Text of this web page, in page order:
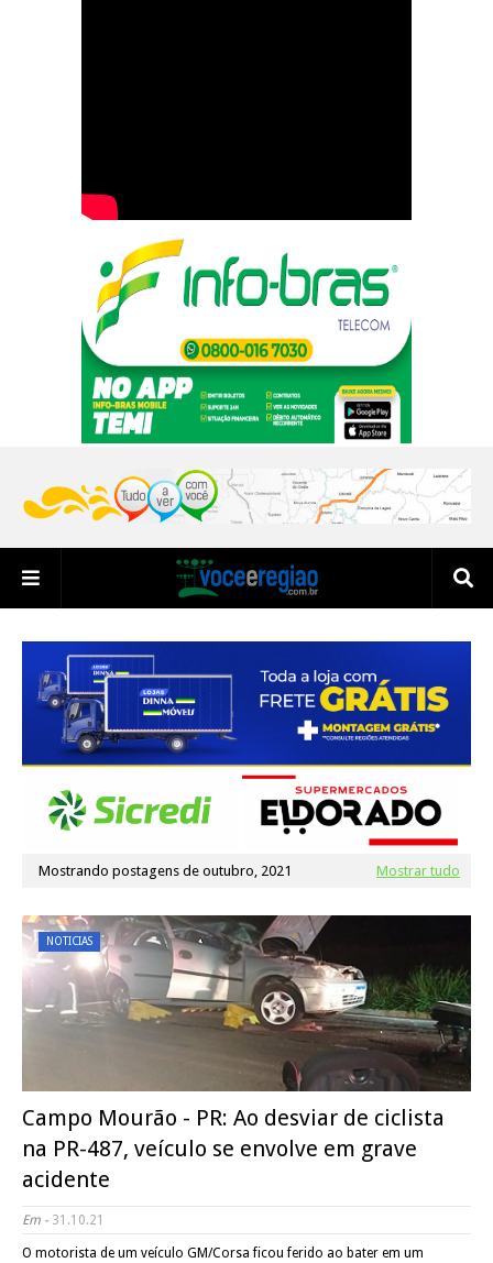
Mostrando postagens de outubro, 2021 Mostrar tudo
NOTICIAS
Campo Mourão - PR: Ao desviar de ciclista
na PR-487, veículo se envolve em grave
acidente
Em - 31.10.21
O motorista de um veículo GM/Corsa ficou ferido ao bater em um